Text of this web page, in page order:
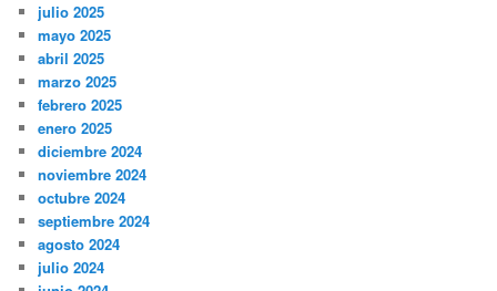
julio 2025
mayo 2025
abril 2025
marzo 2025
febrero 2025
enero 2025
diciembre 2024
noviembre 2024
octubre 2024
septiembre 2024
agosto 2024
julio 2024